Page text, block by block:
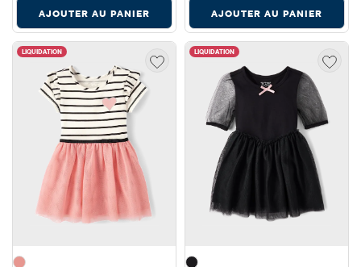
AJOUTER AU PANIER AJOUTER AU PANIER
LIQUIDATION LIQUIDATION